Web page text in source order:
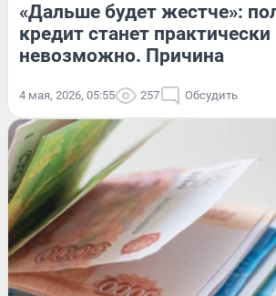
«Дальше будет жестче»:
кредит станет практически
невозможно. Причина
4 мая, 2026, 05:55 257 Обсудить